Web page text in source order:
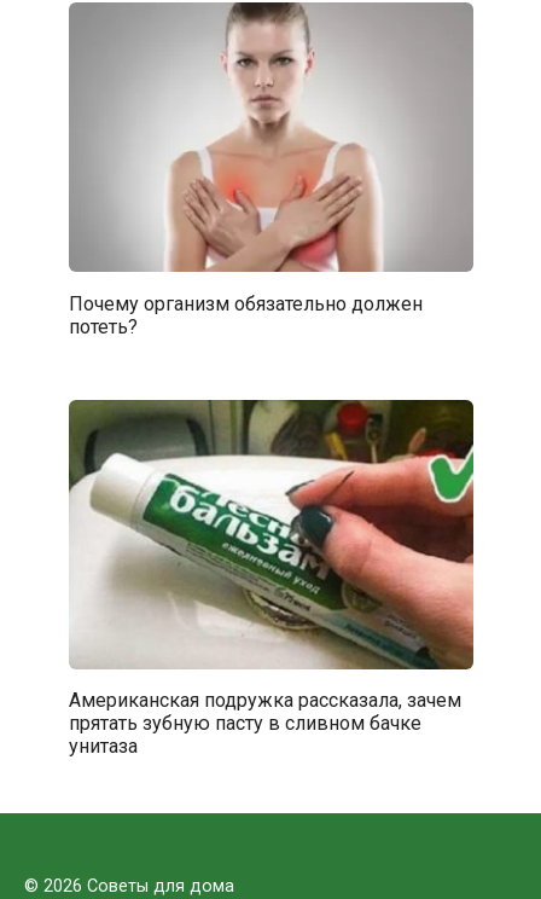
Почему организм обязательно должен
потеть?
Американская подружка рассказала, зачем
прятать зубную пасту в сливном бачке
унитаза
© 2026 Советы для дома